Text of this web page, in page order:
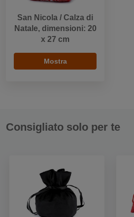
San Nicola / Calza di
Natale, dimensioni: 20
x 27 cm
Mostra
Consigliato solo per te